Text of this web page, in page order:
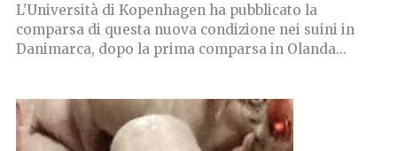
L'Università di Kopenhagen ha pubblicato la
comparsa di questa nuova condizione nei suini in
Danimarca, dopo la prima comparsa in Olanda...